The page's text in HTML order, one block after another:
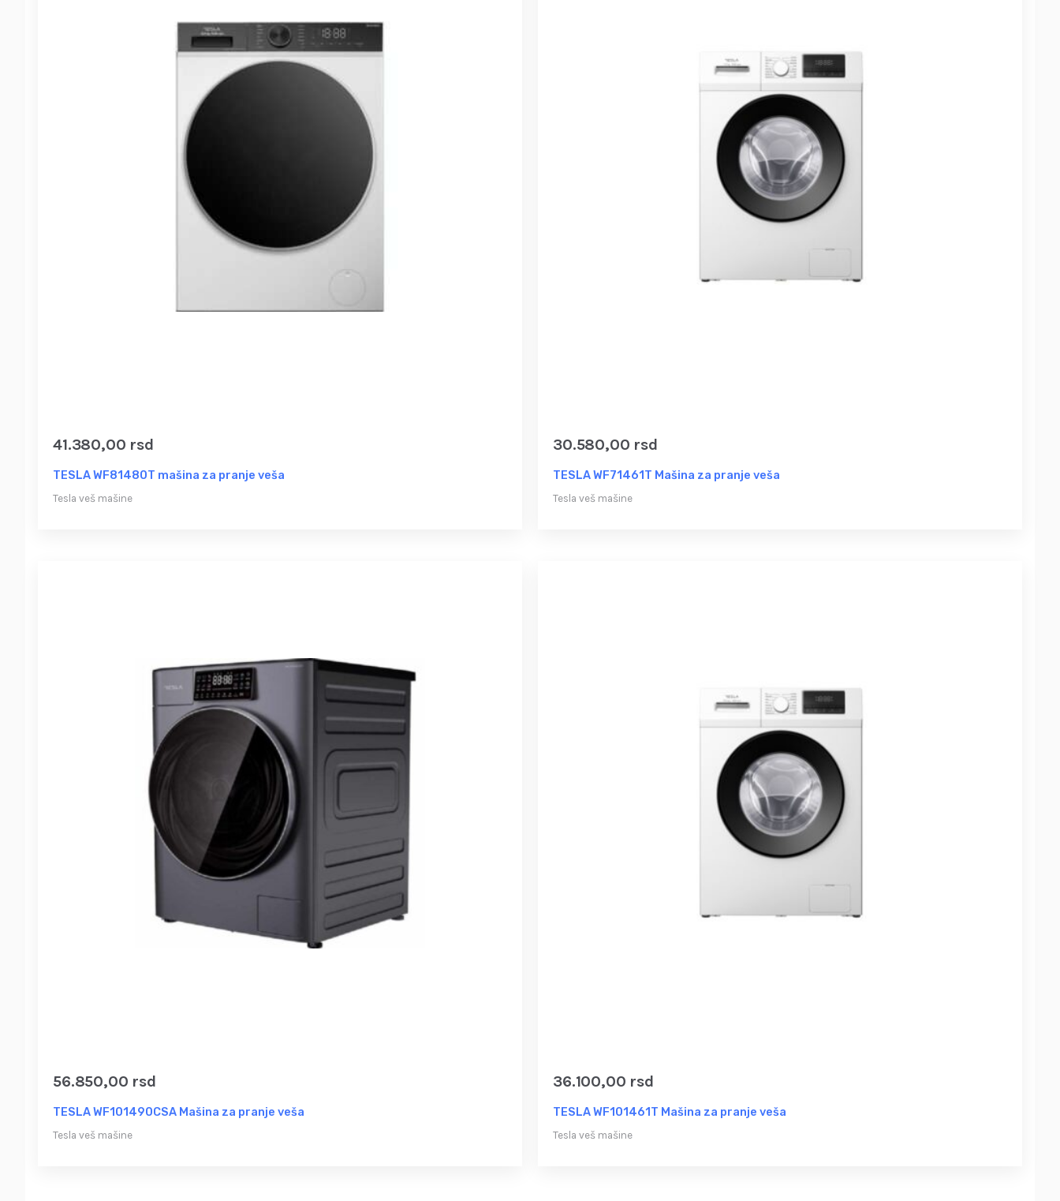
41.380,00 rsd
TESLA WF81480T mašina za pranje veša
Tesla veš mašine
30.580,00 rsd
TESLA WF71461T Mašina za pranje veša
Tesla veš mašine
56.850,00 rsd
TESLA WF101490CSA Mašina za pranje veša
Tesla veš mašine
36.100,00 rsd
TESLA WF101461T Mašina za pranje veša
Tesla veš mašine